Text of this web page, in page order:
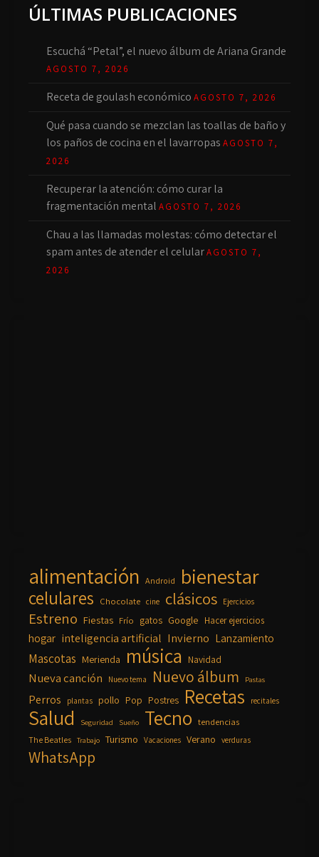
ÚLTIMAS PUBLICACIONES
Escuchá “Petal”, el nuevo álbum de Ariana Grande
AGOSTO 7, 2026
Receta de goulash económico AGOSTO 7, 2026
Qué pasa cuando se mezclan las toallas de baño y
los paños de cocina en el lavarropas AGOSTO 7,
2026
Recuperar la atención: cómo curar la
fragmentación mental AGOSTO 7, 2026
Chau a las llamadas molestas: cómo detectar el
spam antes de atender el celularAGOSTO 7,
2026
alimentación Android bienestar
celulares Chocolate cine clásicos Ejercicios
Estreno Fiestas Frío gatos Google Hacer ejercicios
hogar inteligencia artificial Invierno Lanzamiento
Mascotas Merienda música Navidad
Nueva canción Nuevo tema Nuevo álbum Pastas
Perros plantas pollo Pop Postres Recetas recitales
Salud Seguridad Sueño Tecno tendencias
The Beatles Trabajo Turismo Vacaciones Verano verduras
WhatsApp